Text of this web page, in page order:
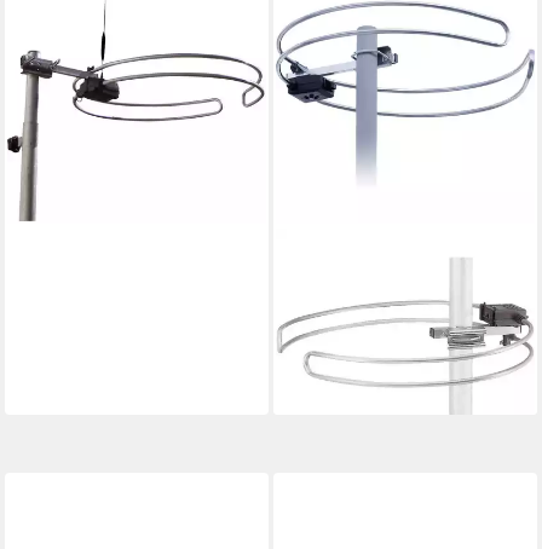
Multiband Antenne WB 2345-
2 102400 Dachantenne
28,94 €
lieferbar - in 2-3 Werktagen bei dir
WITTENBERG ANTENNEN
Dipol-Ringantenne K-100298-
10 Dachantenne
20,94 €
lieferbar - in 2-3 Werktagen bei dir